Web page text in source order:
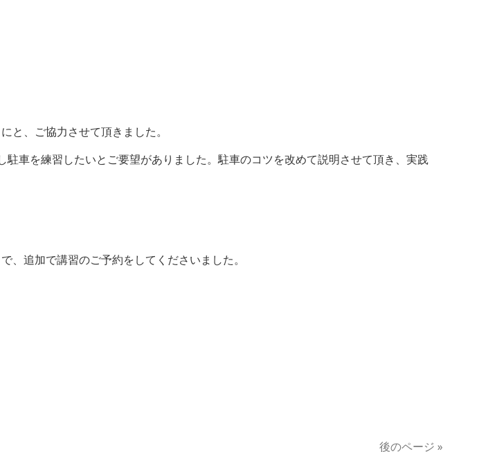
と、ご協力させて頂きました。
車を練習したいとご要望がありました。駐車のコツを改めて説明させて頂き、実践
追加で講習のご予約をしてくださいました。
後のページ »